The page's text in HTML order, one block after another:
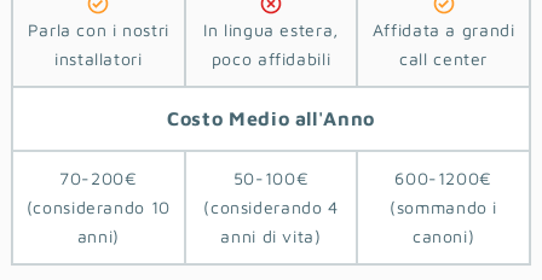
Parla con i nostri
installatori
In lingua estera,
poco affidabili
Affidata a grandi
call center
Costo Medio all'Anno
70-200€
(considerando 10
anni)
50-100€
(considerando 4
anni di vita)
600-1200€
(sommando i
canoni)